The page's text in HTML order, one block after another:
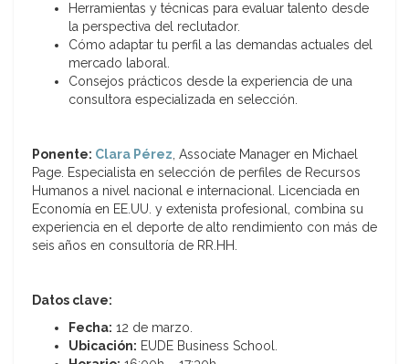
Herramientas y técnicas para evaluar talento desde
la perspectiva del reclutador.
Cómo adaptar tu perfil a las demandas actuales del
mercado laboral.
Consejos prácticos desde la experiencia de una
consultora especializada en selección.
Ponente: Clara Pérez, Associate Manager en Michael
Page. Especialista en selección de perfiles de Recursos
Humanos a nivel nacional e internacional. Licenciada en
Economía en EE.UU. y extenista profesional, combina su
experiencia en el deporte de alto rendimiento con más de
seis años en consultoría de RR.HH.
Datos clave:
Fecha: 12 de marzo.
Ubicación: EUDE Business School.